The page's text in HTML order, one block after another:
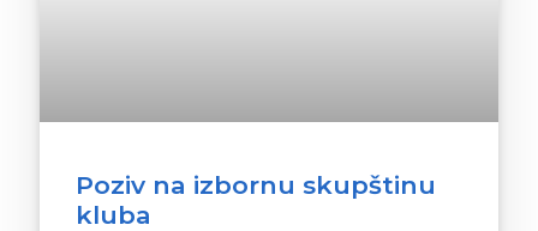
Poziv na izbornu skupštinu
kluba